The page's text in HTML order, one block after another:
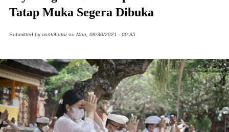
Tatap Muka Segera Dibuka
Submitted by contributoron Mon, 08/30/2021 - 00:35